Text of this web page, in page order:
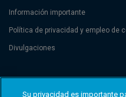
Información importante
Política de privacidad y empleo de
Divulgaciones
de Commerce et des Sociétés
Su privacidad es importante